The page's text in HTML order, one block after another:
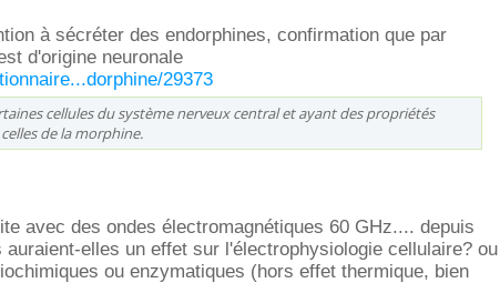
à sécréter des endorphines, confirmation que par
d'origine neuronale
29373
cellules du système nerveux central et ayant des propriétés
de la morphine.
avec des ondes électromagnétiques 60 GHz.... depuis
auraient-elles un effet sur l'électrophysiologie cellulaire? ou
ou enzymatiques (hors effet thermique, bien